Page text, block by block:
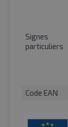
Signes
particuliers
Code EAN